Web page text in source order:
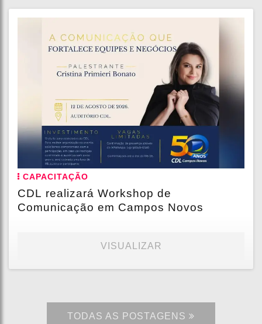
CAPACITAÇÃO
CDL realizará Workshop de
Comunicação em Campos Novos
VISUALIZAR
TODAS AS POSTAGENS